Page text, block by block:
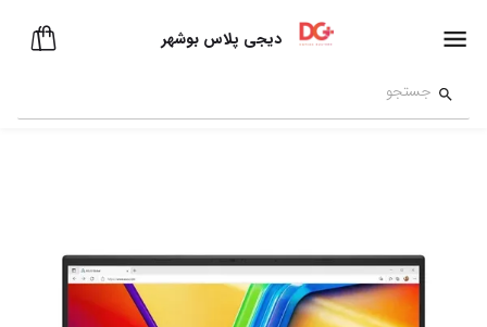
دیجی پلاس بوشهر